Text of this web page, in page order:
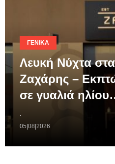
ΓΕΝΙΚΆ
Λευκή Νύχτα
Ζαχάρης –
σε γυαλιά
.
05|08|2026